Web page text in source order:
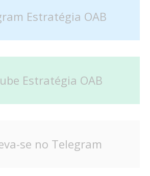
Estratégia OAB
Estratégia OAB
se no Telegram